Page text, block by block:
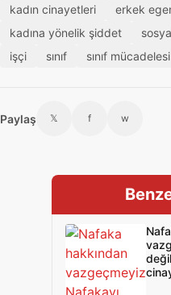
kadın cinayetleri
erkek
kadına yönelik şiddet
işçi
sınıf sınıf mücadelesi
Paylaş 𝕏 f w